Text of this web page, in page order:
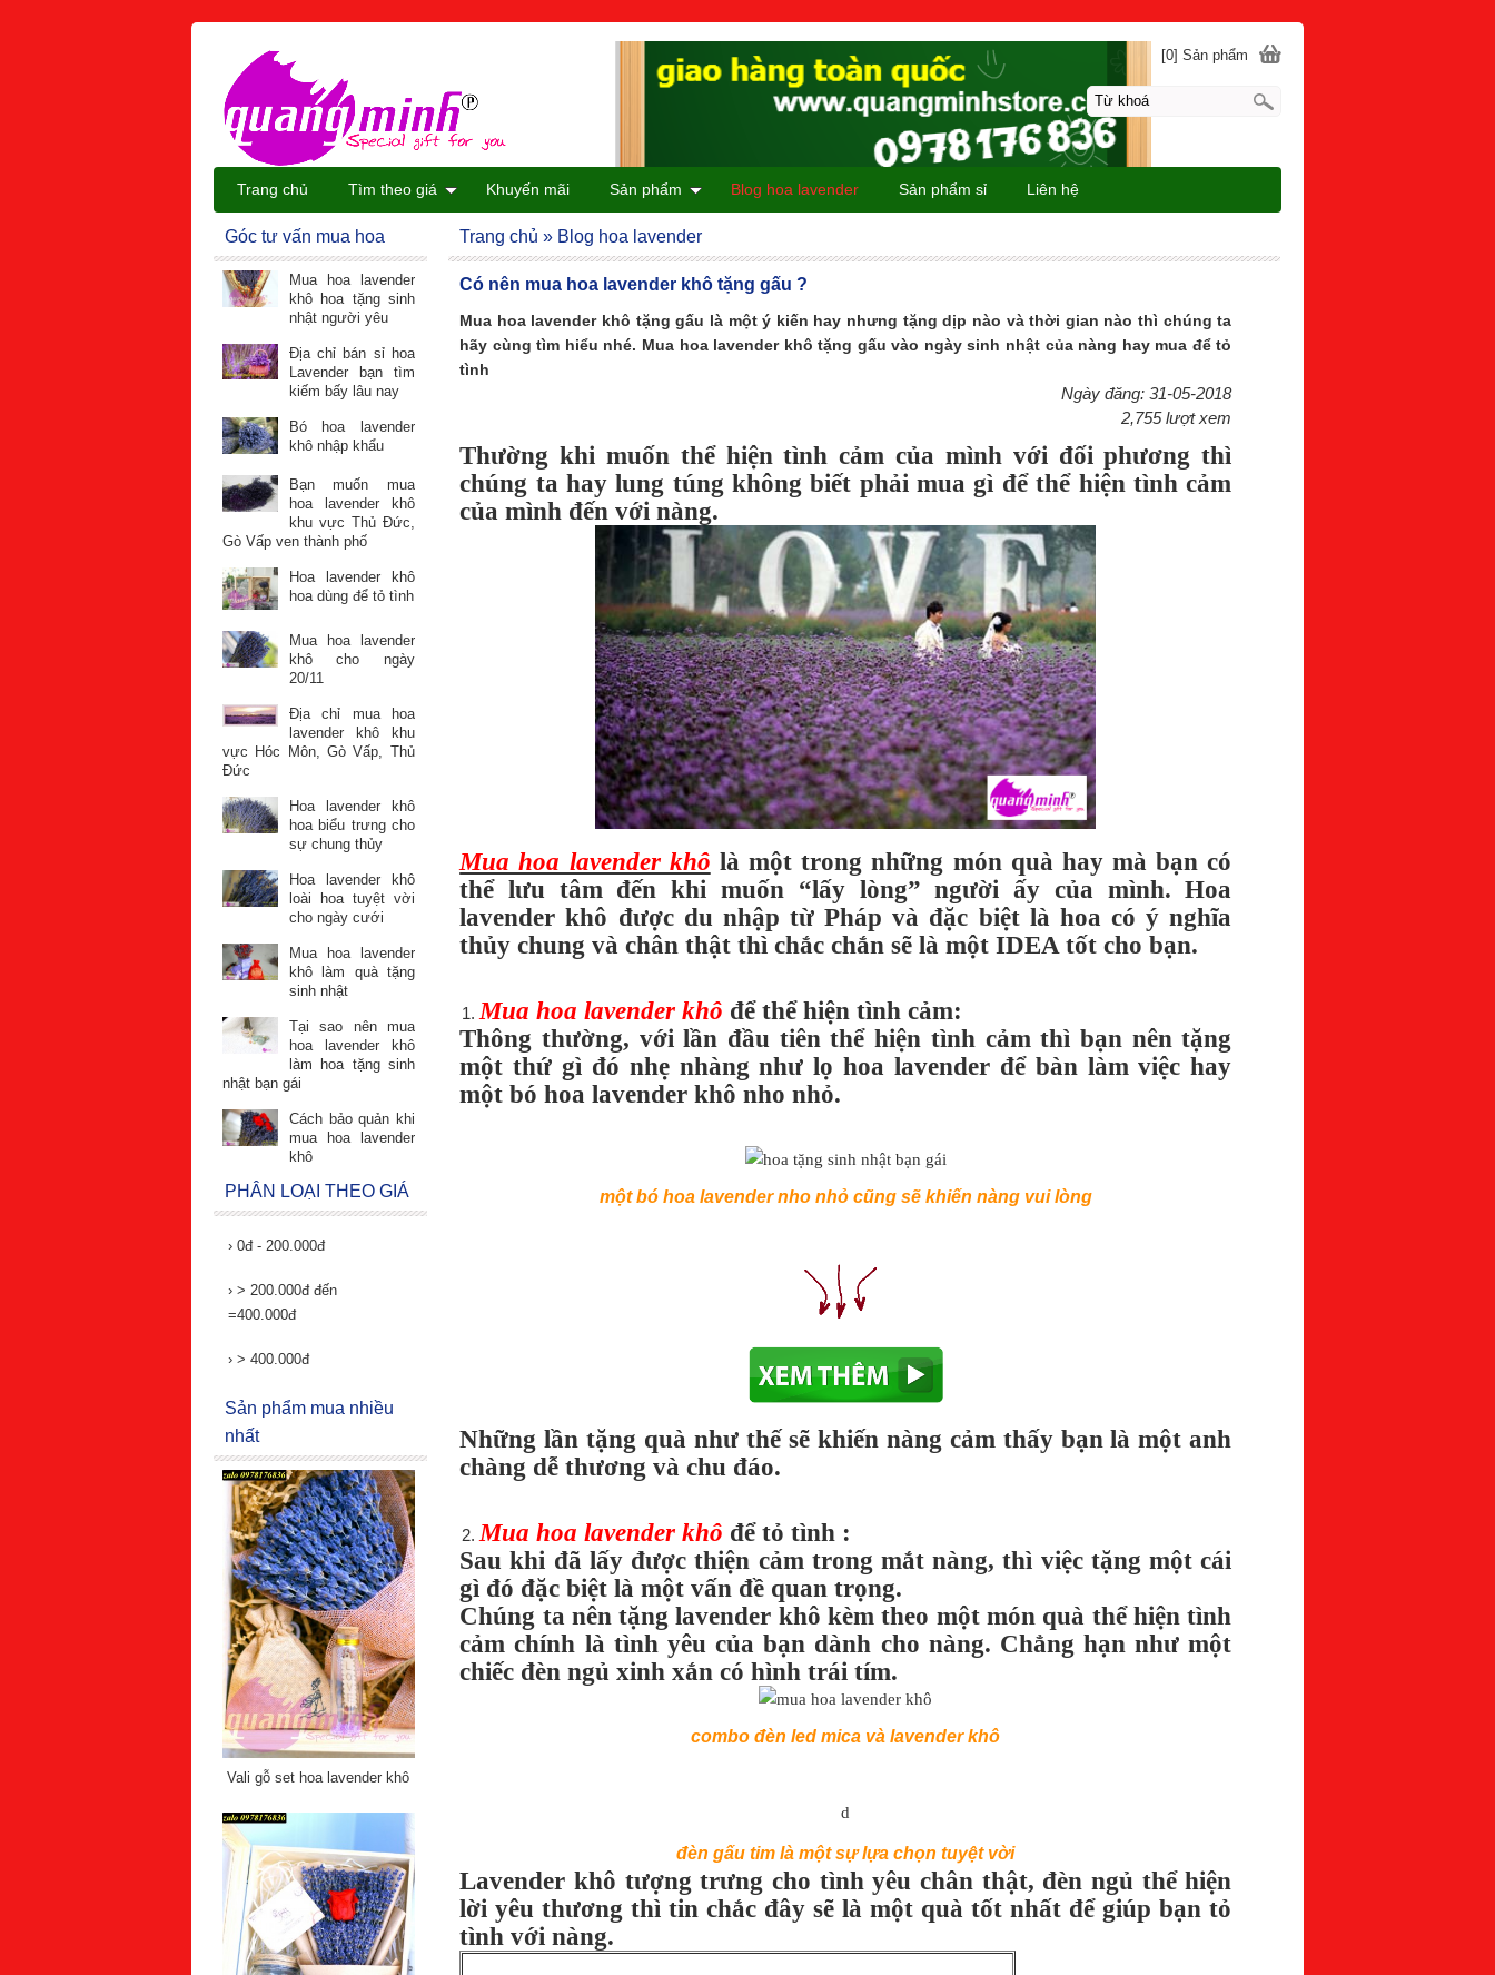
Có nên mua hoa lavender khô tặng gấu ?
Mua hoa lavender khô tặng gấu là một ý kiến hay nhưng tặng dịp nào và thời gian nào thì chúng ta
hãy cùng tìm hiểu nhé. Mua hoa lavender khô tặng gấu vào ngày sinh nhật của nàng hay mua để tỏ
tình
Ngày đăng: 31-05-2018
2,755 lượt xem
Thường khi muốn thể hiện tình cảm của mình với đối phương thì
chúng ta hay lung túng không biết phải mua gì để thể hiện tình cảm
của mình đến với nàng.
Mua hoa lavender khô là một trong những món quà hay mà bạn có
thể lưu tâm đến khi muốn “lấy lòng” người ấy của mình. Hoa
lavender khô được du nhập từ Pháp và đặc biệt là hoa có ý nghĩa
thủy chung và chân thật thì chắc chắn sẽ là một IDEA tốt cho bạn.
Mua hoa lavender khô để thể hiện tình cảm:
Thông thường, với lần đầu tiên thể hiện tình cảm thì bạn nên tặng
một thứ gì đó nhẹ nhàng như lọ hoa lavender để bàn làm việc hay
một bó hoa lavender khô nho nhỏ.
một bó hoa lavender nho nhỏ cũng sẽ khiến nàng vui lòng
Những lần tặng quà như thế sẽ khiến nàng cảm thấy bạn là một anh
chàng dễ thương và chu đáo.
Mua hoa lavender khô để tỏ tình :
Sau khi đã lấy được thiện cảm trong mắt nàng, thì việc tặng một cái
gì đó đặc biệt là một vấn đề quan trọng.
Chúng ta nên tặng lavender khô kèm theo một món quà thể hiện tình
cảm chính là tình yêu của bạn dành cho nàng. Chẳng hạn như một
chiếc đèn ngủ xinh xắn có hình trái tím.
combo đèn led mica và lavender khô
d
đèn gấu tim là một sự lựa chọn tuyệt vời
Lavender khô tượng trưng cho tình yêu chân thật, đèn ngủ thể hiện
lời yêu thương thì tin chắc đây sẽ là một quà tốt nhất để giúp bạn tỏ
tình với nàng.
Trang chủ » Blog hoa lavender
Góc tư vấn mua hoa
Mua hoa lavender
khô hoa tặng sinh
nhật người yêu
Địa chỉ bán sỉ hoa
Lavender bạn tìm
kiếm bấy lâu nay
Bó hoa lavender
khô nhập khẩu
Bạn muốn mua
hoa lavender khô
khu vực Thủ Đức,
Gò Vấp ven thành phố
Hoa lavender khô
hoa dùng để tỏ tình
Mua hoa lavender
khô cho ngày
20/11
Địa chỉ mua hoa
lavender khô khu
vực Hóc Môn, Gò Vấp, Thủ
Đức
Hoa lavender khô
hoa biểu trưng cho
sự chung thủy
Hoa lavender khô
loài hoa tuyệt vời
cho ngày cưới
Mua hoa lavender
khô làm quà tặng
sinh nhật
Tại sao nên mua
hoa lavender khô
làm hoa tặng sinh
nhật bạn gái
Cách bảo quản khi
mua hoa lavender
khô
PHÂN LOẠI THEO GIÁ
› 0đ - 200.000đ
› > 200.000đ đến
=400.000đ
› > 400.000đ
Sản phẩm mua nhiều
nhất
Vali gỗ set hoa lavender khô
[0] Sản phẩm
Trang chủ Tìm theo giá Khuyến mãi Sản phẩm Blog hoa lavender Sản phẩm sỉ Liên hệ